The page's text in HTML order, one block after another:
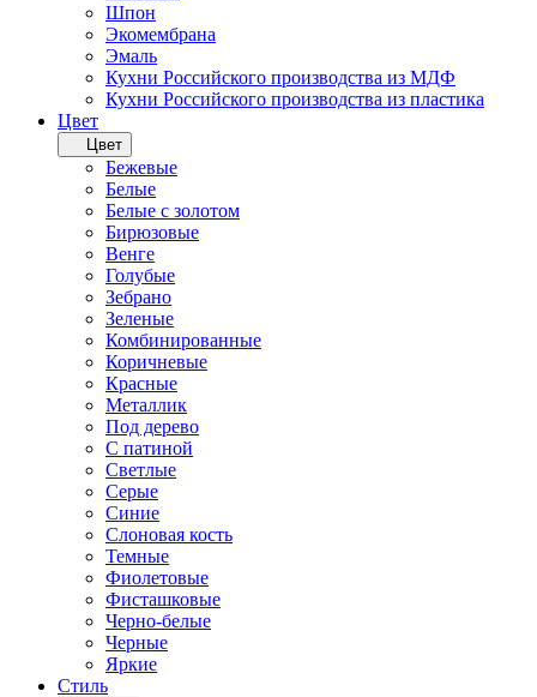
Шпон
Экомембрана
Эмаль
Кухни Российского производства из МДФ
Кухни Российского производства из пластика
Цвет
Цвет
Бежевые
Белые
Белые с золотом
Бирюзовые
Венге
Голубые
Зебрано
Зеленые
Комбинированные
Коричневые
Красные
Металлик
Под дерево
С патиной
Светлые
Серые
Синие
Слоновая кость
Темные
Фиолетовые
Фисташковые
Черно-белые
Черные
Яркие
Стиль